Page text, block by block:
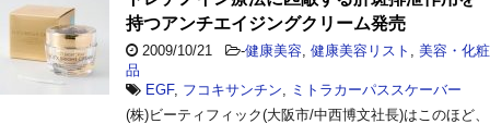
持つアンチエイジングクリーム発売
2009/10/21 -健康美容 健康美容リスト
美容・化粧
品
EGF, フコキサンチン
ミトラカーパススケーバー
(株)ビーティフィック(大阪市/中西博文社長)はこのほど、